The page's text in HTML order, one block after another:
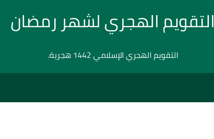
التقويم الهجري لشهر رمضان
التقويم الهجري الإسلامي 1442 هجرية.